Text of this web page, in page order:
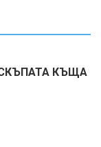
СКЪПАТА КЪЩА